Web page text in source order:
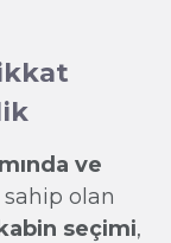
ve
olan
seçimi,